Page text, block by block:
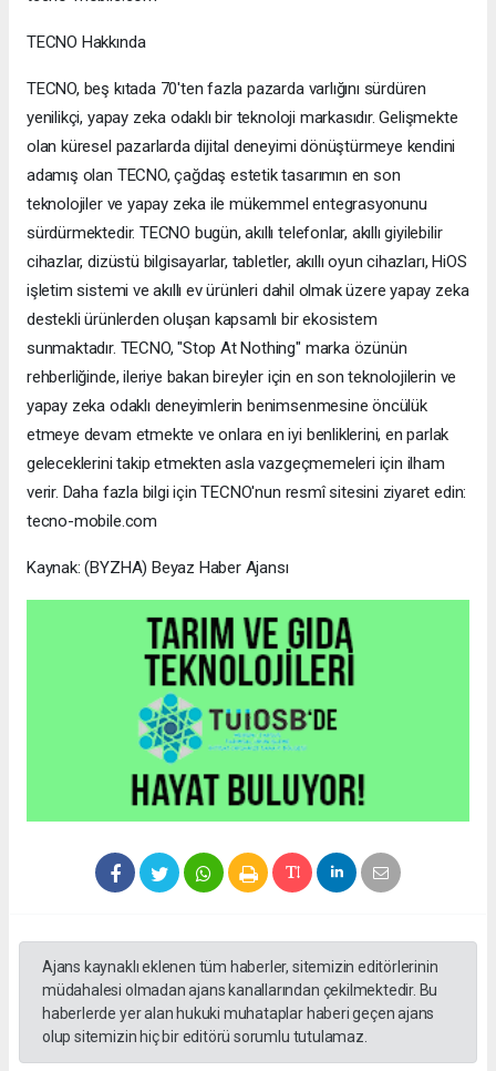
TECNO Hakkında
TECNO, beş kıtada 70'ten fazla pazarda varlığını sürdüren
yenilikçi, yapay zeka odaklı bir teknoloji markasıdır. Gelişmekte
olan küresel pazarlarda dijital deneyimi dönüştürmeye kendini
adamış olan TECNO, çağdaş estetik tasarımın en son
teknolojiler ve yapay zeka ile mükemmel entegrasyonunu
sürdürmektedir. TECNO bugün, akıllı telefonlar, akıllı giyilebilir
cihazlar, dizüstü bilgisayarlar, tabletler, akıllı oyun cihazları, HiOS
işletim sistemi ve akıllı ev ürünleri dahil olmak üzere yapay zeka
destekli ürünlerden oluşan kapsamlı bir ekosistem
sunmaktadır. TECNO, "Stop At Nothing" marka özünün
rehberliğinde, ileriye bakan bireyler için en son teknolojilerin ve
yapay zeka odaklı deneyimlerin benimsenmesine öncülük
etmeye devam etmekte ve onlara en iyi benliklerini, en parlak
geleceklerini takip etmekten asla vazgeçmemeleri için ilham
verir. Daha fazla bilgi için TECNO'nun resmî sitesini ziyaret edin:
tecno-mobile.com
Kaynak: (BYZHA) Beyaz Haber Ajansı
Ajans kaynaklı eklenen tüm haberler, sitemizin editörlerinin
müdahalesi olmadan ajans kanallarından çekilmektedir. Bu
haberlerde yer alan hukuki muhataplar haberi geçen ajans
olup sitemizin hiç bir editörü sorumlu tutulamaz.